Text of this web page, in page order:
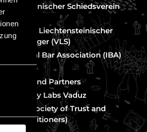
Schiedsverein
Liechtensteinischer
(VLS)
Bar Association (IBA)
and Partners
Valley Labs Vaduz
(The Society of Trust and
Practitioners)